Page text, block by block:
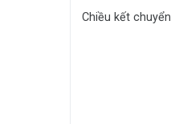
Chiều kết chuyển